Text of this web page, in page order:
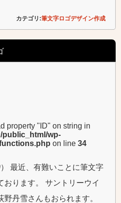
カテゴリ:筆文字ロゴデザイン作成
property "ID" on string in
public_html/wp-
on line34
最近、有難いことに筆文字
おります。 サントリーウイ
丹雪さんもおられます。